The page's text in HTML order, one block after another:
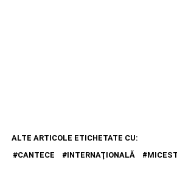
ALTE ARTICOLE ETICHETATE CU:
CANTECE
INTERNAŢIONALĂ